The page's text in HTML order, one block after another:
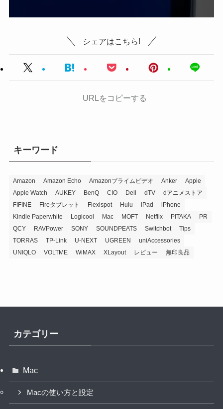
シェアはこちら!
URLをコピーする
キーワード
Amazon Amazon Echo Amazonプライムビデオ Anker
Apple
Apple Watch
AUKEY BenQ CIO Dell dTV
dアニメストア
FIFINE
Fireタブレット Flexispot Hulu iPad
iPhone
Kindle Paperwhite
Logicool Mac MOFT Netflix PITAKA
PR
QCY
RAVPower SONY SOUNDPEATS Switchbot
Tips
TORRAS
TP-Link U-NEXT UGREEN
uniAccessories
UNIQLO
VOLTME WiMAX XLayout レビュー 無印良品
カテゴリー
Mac
Macの使い方と設定